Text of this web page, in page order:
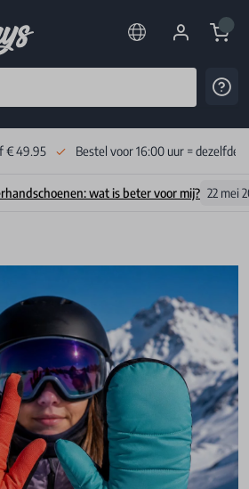
Cart
€ 49.95 Bestel voor 16:00 uur = dezelfde
wat is beter voor mij? 22 mei